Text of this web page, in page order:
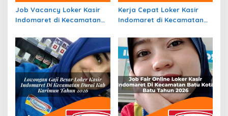
Job Vacancy Loker Kasir
Indomaret di Kecamatan
2026
Kerja Cepat Loker Kasir
Indomaret di Kecamatan
Padang Lawas Tahun 2026